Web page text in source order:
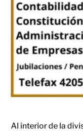
Al interior de la